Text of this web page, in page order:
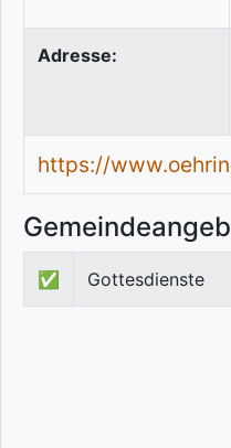
Adresse:
https://
✅ Gottesdienste